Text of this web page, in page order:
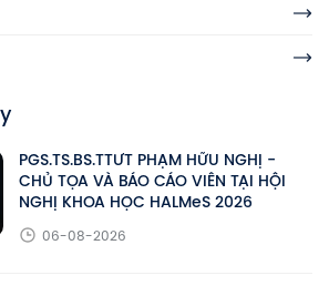
PGS.TS.BS.TTƯT PHẠM HỮU NGHỊ -
CHỦ TỌA VÀ BÁO CÁO VIÊN TẠI HỘI
NGHỊ KHOA HỌC HALMeS 2026
06-08-2026